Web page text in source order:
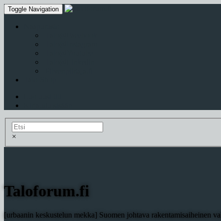
Toggle Navigation
×
Taloforum.fi
[urbaanin keskustelun mekka] Suomen johtava rakentamisaiheinen